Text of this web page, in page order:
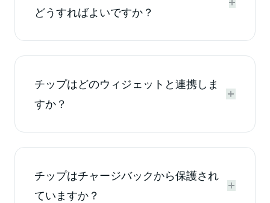
どうすればよいですか？


チップはどのウィジェットと連携しま
すか？


チップはチャージバックから保護され
ていますか？

